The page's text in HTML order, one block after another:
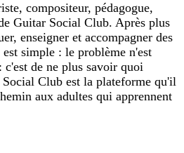
compositeur, pédagogue,
Guitar Social Club. Après plus
enseigner et accompagner des
simple : le problème n'est
c'est de ne plus savoir quoi
Club est la plateforme qu'il
aux adultes qui apprennent